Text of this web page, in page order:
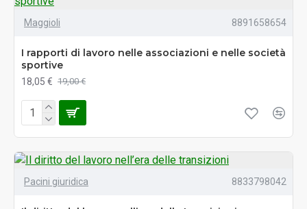
Maggioli 8891658654
I rapporti di lavoro nelle associazioni e nelle società
sportive
18,05 € 19,00 €
Pacini giuridica 8833798042